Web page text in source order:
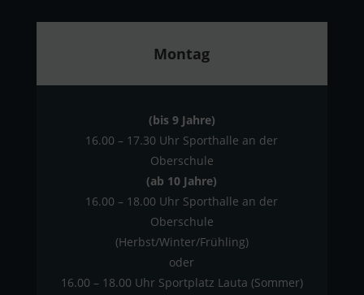
Montag
(bis 9 Jahre)
16.00 – 17.30 Uhr Sporthalle an der
Oberschule
(ab 10 Jahre)
16.00 – 18.00 Uhr Sporthalle an der
Oberschule
(Herbst/Winter/Frühling)
oder
16.00 – 18.00 Uhr Sportplatz Lauta (Sommer)